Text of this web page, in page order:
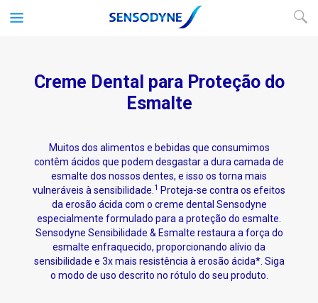
Creme Dental para Proteção do
Esmalte
Muitos dos alimentos e bebidas que consumimos
contêm ácidos que podem desgastar a dura camada de
esmalte dos nossos dentes, e isso os torna mais
vulneráveis à sensibilidade. 1 Proteja-se contra os efeitos
da erosão ácida com o creme dental Sensodyne
especialmente formulado para a proteção do esmalte.
Sensodyne Sensibilidade & Esmalte restaura a força do
esmalte enfraquecido, proporcionando alívio da
sensibilidade e 3x mais resistência à erosão ácida*. Siga
o modo de uso descrito no rótulo do seu produto.